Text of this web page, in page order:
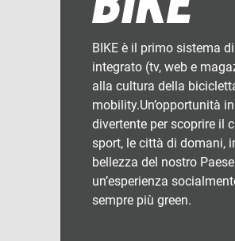
BIKE è il primo sistema
integrato (tv, web e
alla cultura della
mobility.Un’opportunità
divertente per scoprire il
sport, le città di domani,
bellezza del nostro
un’esperienza
sempre più green.